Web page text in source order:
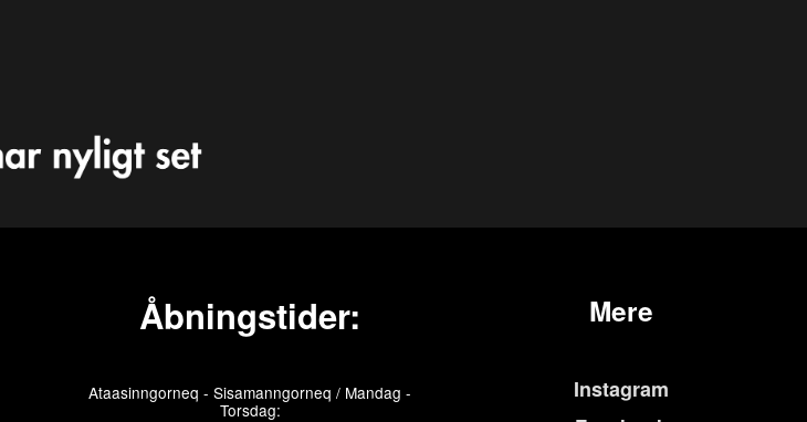
Åbningstider:
Ataasinngorneq - Sisamanngorneq / Mandag -
Torsdag:
Mere
Instagram